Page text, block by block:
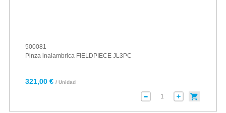
500081
Pinza inalambrica FIELDPIECE JL3PC
321,00 € / Unidad